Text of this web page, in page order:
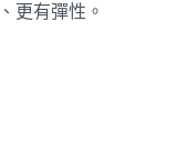
更有彈性。